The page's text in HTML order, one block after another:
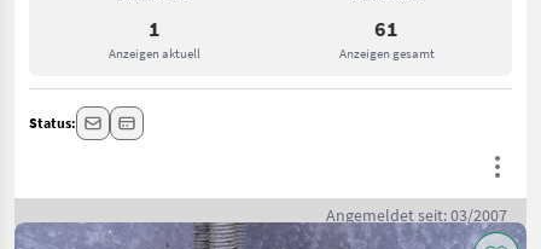
1
Anzeigen aktuell
61
Anzeigen gesamt
Status:
Angemeldet seit: 03/2007